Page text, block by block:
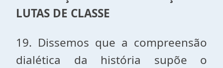
LUTAS DE CLASSE
19. Dissemos que a compreensão
dialética da história supõe o